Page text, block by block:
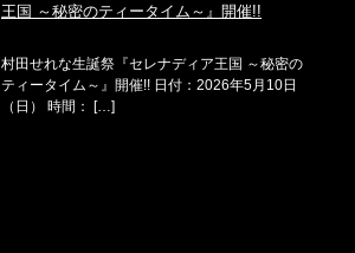
王国 ～秘密のティータイム～』開催!!
村田せれな生誕祭『セレナディア王国 ～秘密の
ティータイム～』開催!! 日付：2026年5月10日
（日） 時間： […]